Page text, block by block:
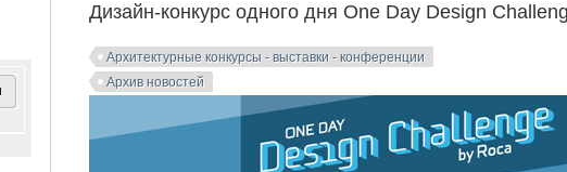
Дизайн-конкурс одного дня One Day Design
Архитектурные конкурсы - выставки - конференции
Архив новостей